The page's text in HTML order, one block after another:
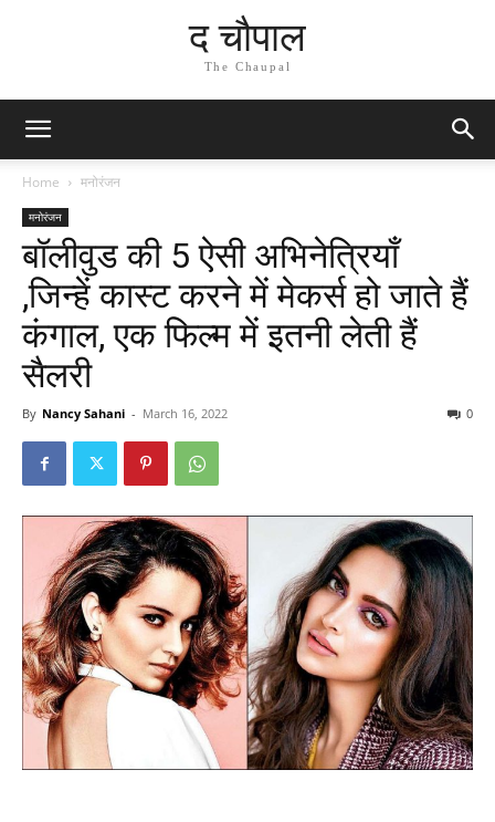
द चौपाल
The Chaupal
Home मनोरंजन
मनोरंजन
बॉलीवुड की 5 ऐसी अभिनेत्रियाँ
,जिन्हें कास्ट करने में मेकर्स हो जाते हैं
कंगाल, एक फिल्म में इतनी लेती हैं
सैलरी
By Nancy Sahani - March 16, 2022 0